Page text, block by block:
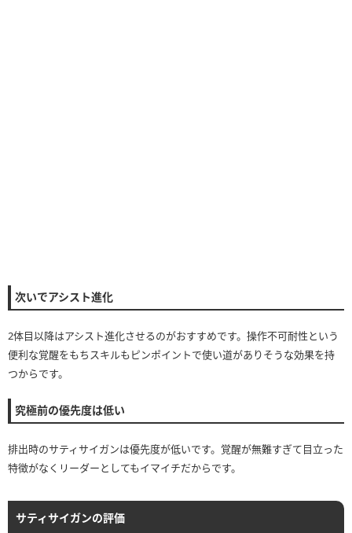
次いでアシスト進化
2体目以降はアシスト進化させるのがおすすめです。操作不可耐性という
便利な覚醒をもちスキルもピンポイントで使い道がありそうな効果を持
つからです。
究極前の優先度は低い
排出時のサティサイガンは優先度が低いです。覚醒が無難すぎて目立った
特徴がなくリーダーとしてもイマイチだからです。
サティサイガンの評価